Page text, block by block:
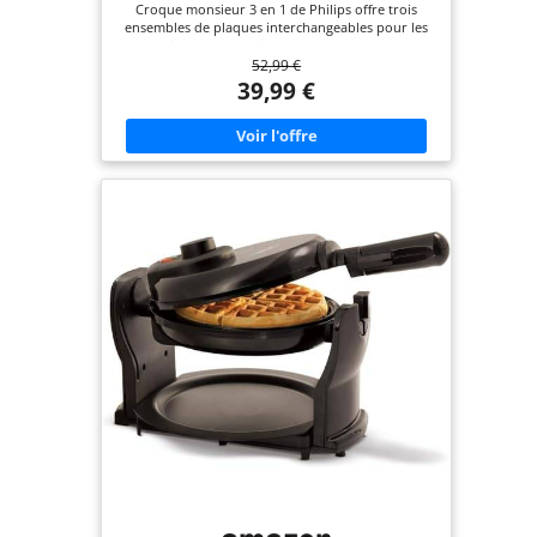
Croque monsieur 3 en 1 de Philips offre trois
ensembles de plaques interchangeables pour les
permettant de savourer une large variété de plats
LE CROUSTILLANT À LA PERFECTION : Avec une
puissance de 750W, cet appareil à croque-
monsieur assure un chauffage rapide, grillant tout
à la perfection, pour un résultat croustillant et
doré NETTOYAGE SANS DIFFICULTÉ : Les plaques
OPTIMAUX : Répartition uniforme de la chaleur
sur les plaques pour des garnitures parfaitement
fondues et grillées. Les plaques à sceller
conservent les ingrédients à l’intérieur
CONCEPTION CONVIVIALE:Cet appareil toaster &
gaufrier est doté d'un système de rangement du
câble intégré facile à utiliser, permettant de
conserver un plan de travail bien rangé. Le
rangement vertical compact permet de gagner de
52,99 €
39,99 €